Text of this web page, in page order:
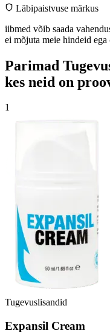
Läbipaistvuse märkus
iibmed võib saada
ei mõjuta meie hindeid ega
Parimad
kes neid on
1
Tugevuslisandid
Expansil Cream